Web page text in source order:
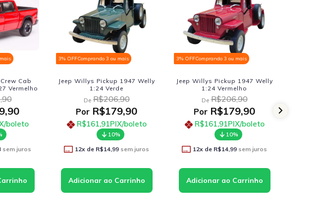
Comprando 3 ou mais
Willys Pickup 1947 Welly
1:24 Verde
Por
R$161,91 PIX/boleto
12x de R$14,99 sem juros
3% OFFComprando 3 ou mais
Jeep Willys Pickup 1947 Welly
Por
R$161,91 PIX/boleto
12x de R$14,99 sem juros
3% OFFComprando 3 ou mais
Kombi Clássica 1962
Kinsmart 1:32 Amarelo Claro
Por R$59,90
R$53,91
11 x de R$5,45